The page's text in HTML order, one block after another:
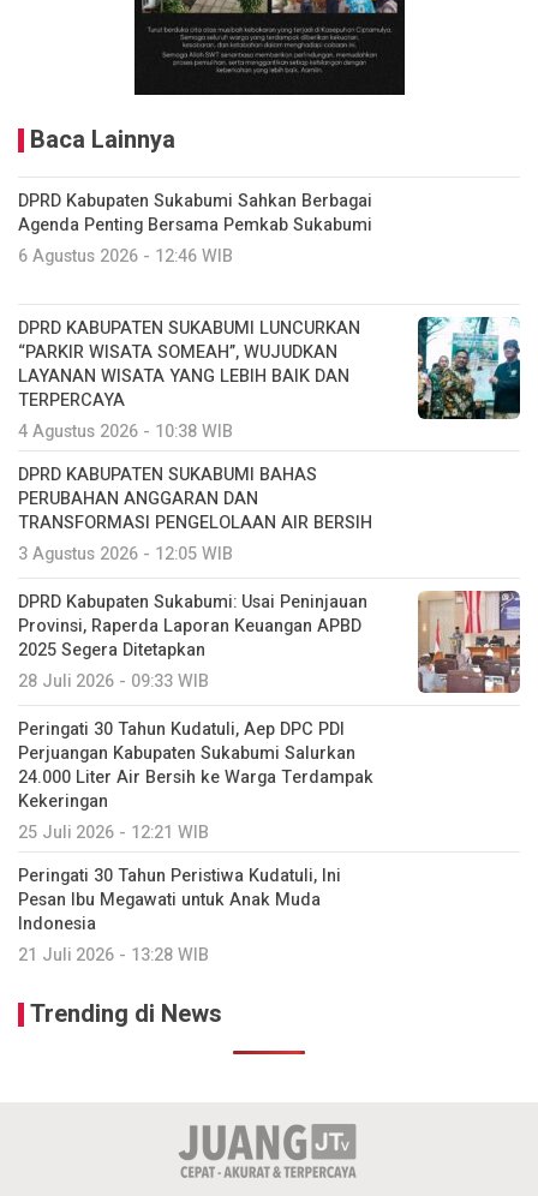
Baca Lainnya
DPRD Kabupaten Sukabumi Sahkan Berbagai
Agenda Penting Bersama Pemkab Sukabumi
6 Agustus 2026 - 12:46 WIB
DPRD KABUPATEN SUKABUMI LUNCURKAN
“PARKIR WISATA SOMEAH”, WUJUDKAN
LAYANAN WISATA YANG LEBIH BAIK DAN
TERPERCAYA
4 Agustus 2026 - 10:38 WIB
DPRD KABUPATEN SUKABUMI BAHAS
PERUBAHAN ANGGARAN DAN
TRANSFORMASI PENGELOLAAN AIR BERSIH
3 Agustus 2026 - 12:05 WIB
DPRD Kabupaten Sukabumi: Usai Peninjauan
Provinsi, Raperda Laporan Keuangan APBD
2025 Segera Ditetapkan
28 Juli 2026 - 09:33 WIB
Peringati 30 Tahun Kudatuli, Aep DPC PDI
Perjuangan Kabupaten Sukabumi Salurkan
24.000 Liter Air Bersih ke Warga Terdampak
Kekeringan
25 Juli 2026 - 12:21 WIB
Peringati 30 Tahun Peristiwa Kudatuli, Ini
Pesan Ibu Megawati untuk Anak Muda
Indonesia
21 Juli 2026 - 13:28 WIB
Trending di News